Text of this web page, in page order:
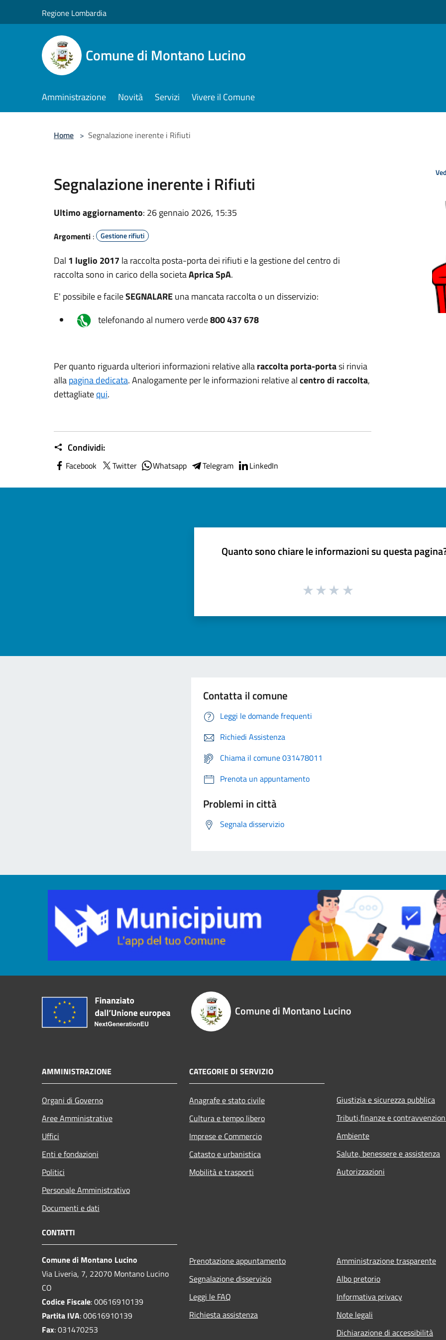
Regione Lombardia
Comune di Montano Lucino
Amministrazione Novità Servizi Vivere il Comune
Home > Segnalazione inerente i Rifiuti
Segnalazione inerente i Rifiuti
Ultimo aggiornamento: 26 gennaio 2026, 15:35
Argomenti : Gestione rifiuti
Dal 1 luglio 2017 la raccolta posta-porta dei rifiuti e la gestione del centro di
raccolta sono in carico della societaAprica SpA.
E' possibile e facileSEGNALAREuna mancata raccolta o un disservizio:
telefonando al numero verde800 437 678
Per quanto riguarda ulteriori informazioni relative allaraccolta porta-portasi rinvia
allapagina dedicata. Analogamente per le informazioni relative alcentro di raccolta,
dettagliatequi.
Condividi:
Facebook Twitter Whatsapp Telegram LinkedIn
Quanto sono chiare le informazioni su questa
Contatta il comune
Leggi le domande frequenti
Richiedi Assistenza
Chiama il comune 031478011
Prenota un appuntamento
Problemi in città
Segnala disservizio
Comune di Montano Lucino
AMMINISTRAZIONE
Organi di Governo
Aree Amministrative
Uffici
Enti e fondazioni
Politici
Personale Amministrativo
Documenti e dati
CATEGORIE DI SERVIZIO
Anagrafe e stato civile
Cultura e tempo libero
Imprese e Commercio
Catasto e urbanistica
Mobilità e trasporti
Giustizia e sicurezza pubblica
Tributi,finanze e
Ambiente
Salute, benessere e assistenza
Autorizzazioni
CONTATTI
Comune di Montano Lucino
Via Liveria, 7, 22070 Montano Lucino
CO
Codice Fiscale: 00616910139
Partita IVA: 00616910139
Fax: 031470253
Prenotazione appuntamento
Segnalazione disservizio
Leggi le FAQ
Richiesta assistenza
Amministrazione trasparente
Albo pretorio
Informativa privacy
Note legali
Dichiarazione di accessibilità